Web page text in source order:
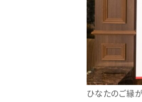
ひなたのご縁